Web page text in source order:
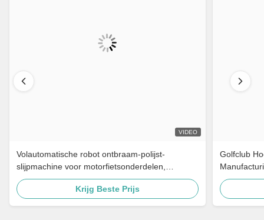
VIDEO
Volautomatische robot ontbraam-polijst-
slijpmachine voor motorfietsonderdelen,
messing kraan, hardware, deurklink
Krijg Beste Prijs
Golfclub
Cabinets